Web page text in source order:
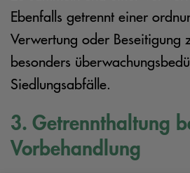
Ebenfalls getrennt einer
Verwertung oder Beseitigung
besonders
Siedlungsabfälle.
3. Getrennthaltung
Vorbehandlung